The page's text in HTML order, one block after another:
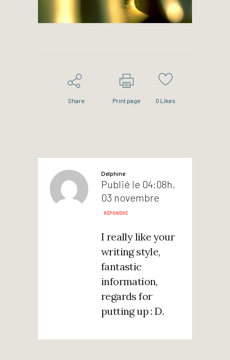
Share Print page 0 Likes
Delphine
Publié le 04:08h,
03 novembre
RÉPONDRE
I really like your
writing style,
fantastic
information,
regards for
putting up : D.